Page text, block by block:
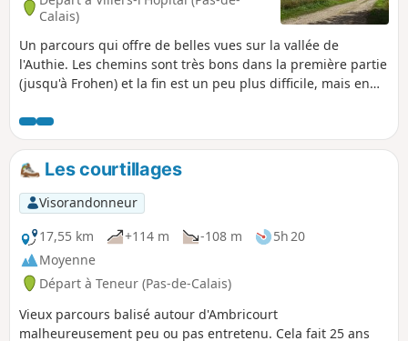
Calais)
Un parcours qui offre de belles vues sur la vallée de
l'Authie. Les chemins sont très bons dans la première partie
(jusqu'à Frohen) et la fin est un peu plus difficile, mais en
Les courtillages
Visorandonneur
17,55 km
+114 m -108 m
5h 20
Moyenne
Départ à Teneur (Pas-de-Calais)
Vieux parcours balisé autour d'Ambricourt
malheureusement peu ou pas entretenu. Cela fait 25 ans